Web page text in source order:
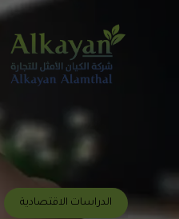
الدراسات الاقتصادية